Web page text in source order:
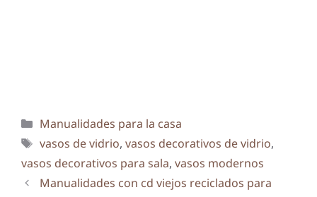
Categorías
Manualidades para la casa
Etiquetas
vasos de vidrio, vasos decorativos de vidrio,
vasos decorativos para sala, vasos modernos
Manualidades con cd viejos reciclados para